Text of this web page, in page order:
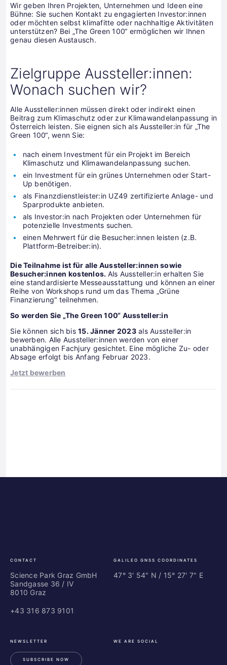
Wir geben Ihren Projekten, Unternehmen und Ideen eine
Bühne: Sie suchen Kontakt zu engagierten Investor:innen
oder möchten selbst klimafitte oder nachhaltige Aktivitäten
unterstützen? Bei „The Green 100“ ermöglichen wir Ihnen
genau diesen Austausch.
Zielgruppe Aussteller:innen:
Wonach suchen wir?
Alle Aussteller:innen müssen direkt oder indirekt einen
Beitrag zum Klimaschutz oder zur Klimawandelanpassung in
Österreich leisten. Sie eignen sich als Aussteller:in für „The
Green 100“, wenn Sie:
nach einem Investment für ein Projekt im Bereich
Klimaschutz und Klimawandelanpassung suchen.
ein Investment für ein grünes Unternehmen oder Start-
Up benötigen.
als Finanzdienstleister:in UZ49 zertifizierte Anlage- und
Sparprodukte anbieten.
als Investor:in nach Projekten oder Unternehmen für
potenzielle Investments suchen.
einen Mehrwert für die Besucher:innen leisten (z.B.
Plattform-Betreiber:in).
Die Teilnahme ist für alle Aussteller:innen sowie
Besucher:innen kostenlos. Als Aussteller:in erhalten Sie
eine standardisierte Messeausstattung und können an einer
Reihe von Workshops rund um das Thema „Grüne
Finanzierung“ teilnehmen.
So werden Sie „The Green 100“ Aussteller:in
Sie können sich bis 15. Jänner 2023als Aussteller:in
bewerben. Alle Aussteller:innen werden von einer
unabhängigen Fachjury gesichtet. Eine mögliche Zu- oder
Absage erfolgt bis Anfang Februar 2023.
Jetzt bewerben
CONTACT
Science Park Graz GmbH
Sandgasse 36 / IV
8010 Graz
+43 316 873 9101
GALILEO GNSS COORDINATES
47° 3' 54" N / ­15° 27' 7" E
NEWSLETTER
SUBSCRIBE NOW
WE ARE SOCIAL